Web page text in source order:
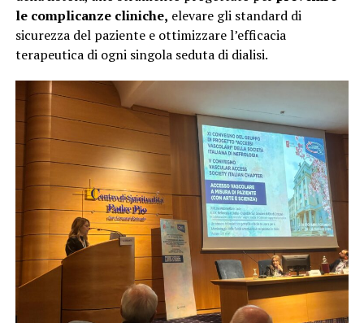
le complicanze cliniche, elevare gli standard di
sicurezza del paziente e ottimizzare l’efficacia
terapeutica di ogni singola seduta di dialisi.